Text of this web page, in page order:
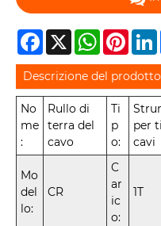
Facebook
X WhatsApp
Descrizione del prodotto
No
me
:
Rullo di
terra del
cavo
Ti
p
o:
per
cavi
Mo
del
lo:
CR
C
ar
ic
o:
1T